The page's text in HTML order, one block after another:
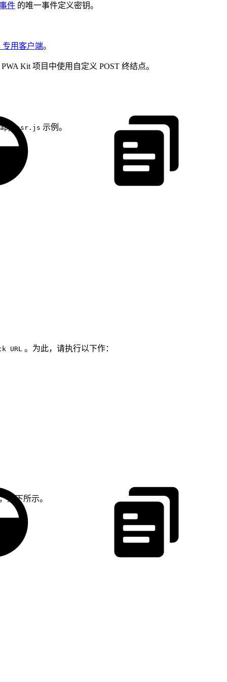
件 的唯一事件定义密钥。
专用客户端。
Kit 项目中使用自定义 POST 终结点。
app/ssr.js 示例。
URL 。为此，请执行以下作：
如下所示。